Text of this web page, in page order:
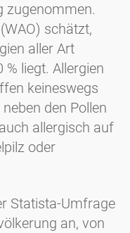
zugenommen.
schätzt,
aller Art
liegt. Allergien
keineswegs
den Pollen
allergisch auf
oder
Statista-Umfrage
an, von